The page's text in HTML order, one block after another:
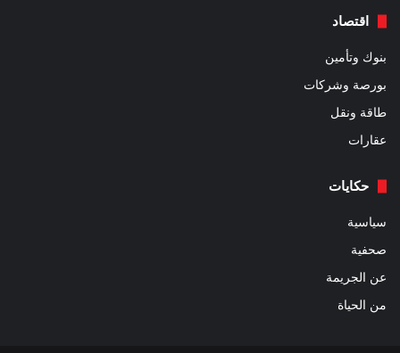
اقتصاد
بنوك وتأمين
بورصة وشركات
طاقة ونقل
عقارات
حكايات
سياسية
صحفية
عن الجريمة
من الحياة